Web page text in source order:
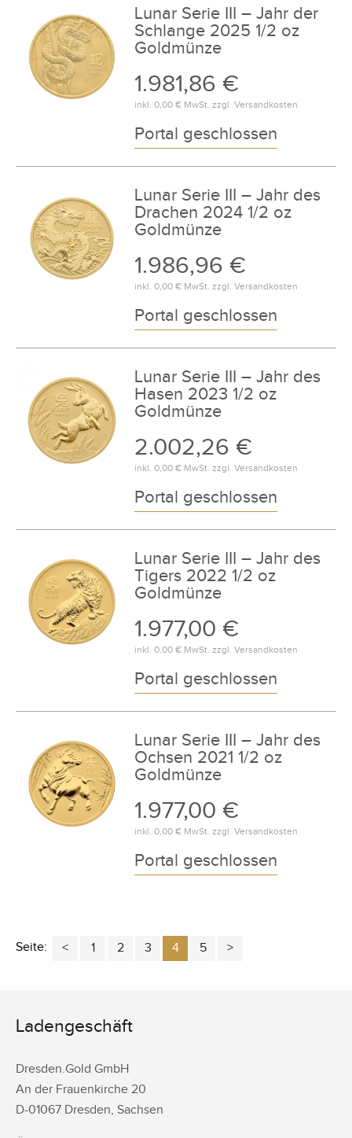
Lunar Serie III – Jahr der
Schlange 2025 1/2 oz
Goldmünze
1.981,86 €
inkl. 0,00 €MwSt. zzgl. Versandkosten
Portal geschlossen
Lunar Serie III – Jahr des
Drachen 2024 1/2 oz
Goldmünze
1.986,96 €
inkl. 0,00 €MwSt. zzgl. Versandkosten
Portal geschlossen
Lunar Serie III – Jahr des
Hasen 2023 1/2 oz
Goldmünze
2.002,26 €
inkl. 0,00 €MwSt. zzgl. Versandkosten
Portal geschlossen
Lunar Serie III – Jahr des
Tigers 2022 1/2 oz
Goldmünze
1.977,00 €
inkl. 0,00 €MwSt. zzgl. Versandkosten
Portal geschlossen
Lunar Serie III – Jahr des
Ochsen 2021 1/2 oz
Goldmünze
1.977,00 €
inkl. 0,00 €MwSt. zzgl. Versandkosten
Portal geschlossen
Seite: 1 2 3 4 5
Ladengeschäft
Dresden.Gold GmbH
An der Frauenkirche 20
D-01067 Dresden, Sachsen